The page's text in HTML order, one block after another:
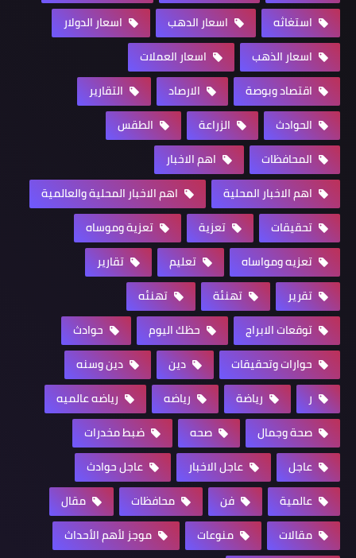
استغاثه
اسعار الدهب
اسعار الدولار
اسعار الذهب
اسعار العملات
اقتصاد وبوصة
الارصاد
التقارير
الحوادث
الزراعة
الطقس
المحافظات
اهم الاخبار
اهم الاخبار المحلية
اهم الاخبار المحلية والعالمية
تحقيقات
تعزية
تعزية وموساه
تعزيه ومواساه
تعليم
تقارير
تقرير
تهنئة
تهنئه
توقعات الابراج
حظك اليوم
حوادث
حوارات وتحقيقات
دين
دين وسنه
ر
رياضة رياضه
رياضه عالميه
صحة وجمال
صحه
ضبط مخدرات
عاجل
عاجل الاخبار
عاجل حوادث
عالمية
فن محافظات
مقال
مقالات
منوعات
موجز لأهم الأحداث